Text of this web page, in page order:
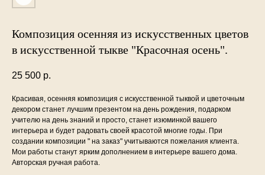
Композиция осенняя из искусственных цветов
в искусственной тыкве "Красочная осень".
25 500 р.
Красивая, осенняя композиция с искусственной тыквой и цветочным
декором станет лучшим презентом на день рождения, подарком
учителю на день знаний и просто, станет изюминкой вашего
интерьера и будет радовать своей красотой многие годы. При
создании композиции " на заказ" учитываются пожелания клиента.
Мои работы станут ярким дополнением в интерьере вашего дома.
Авторская ручная работа.